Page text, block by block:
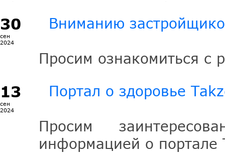
30
сен
2024
Вниманию
Просим ознакомиться с
13
сен
2024
Портал о здоровье
Просим
информацией о портале